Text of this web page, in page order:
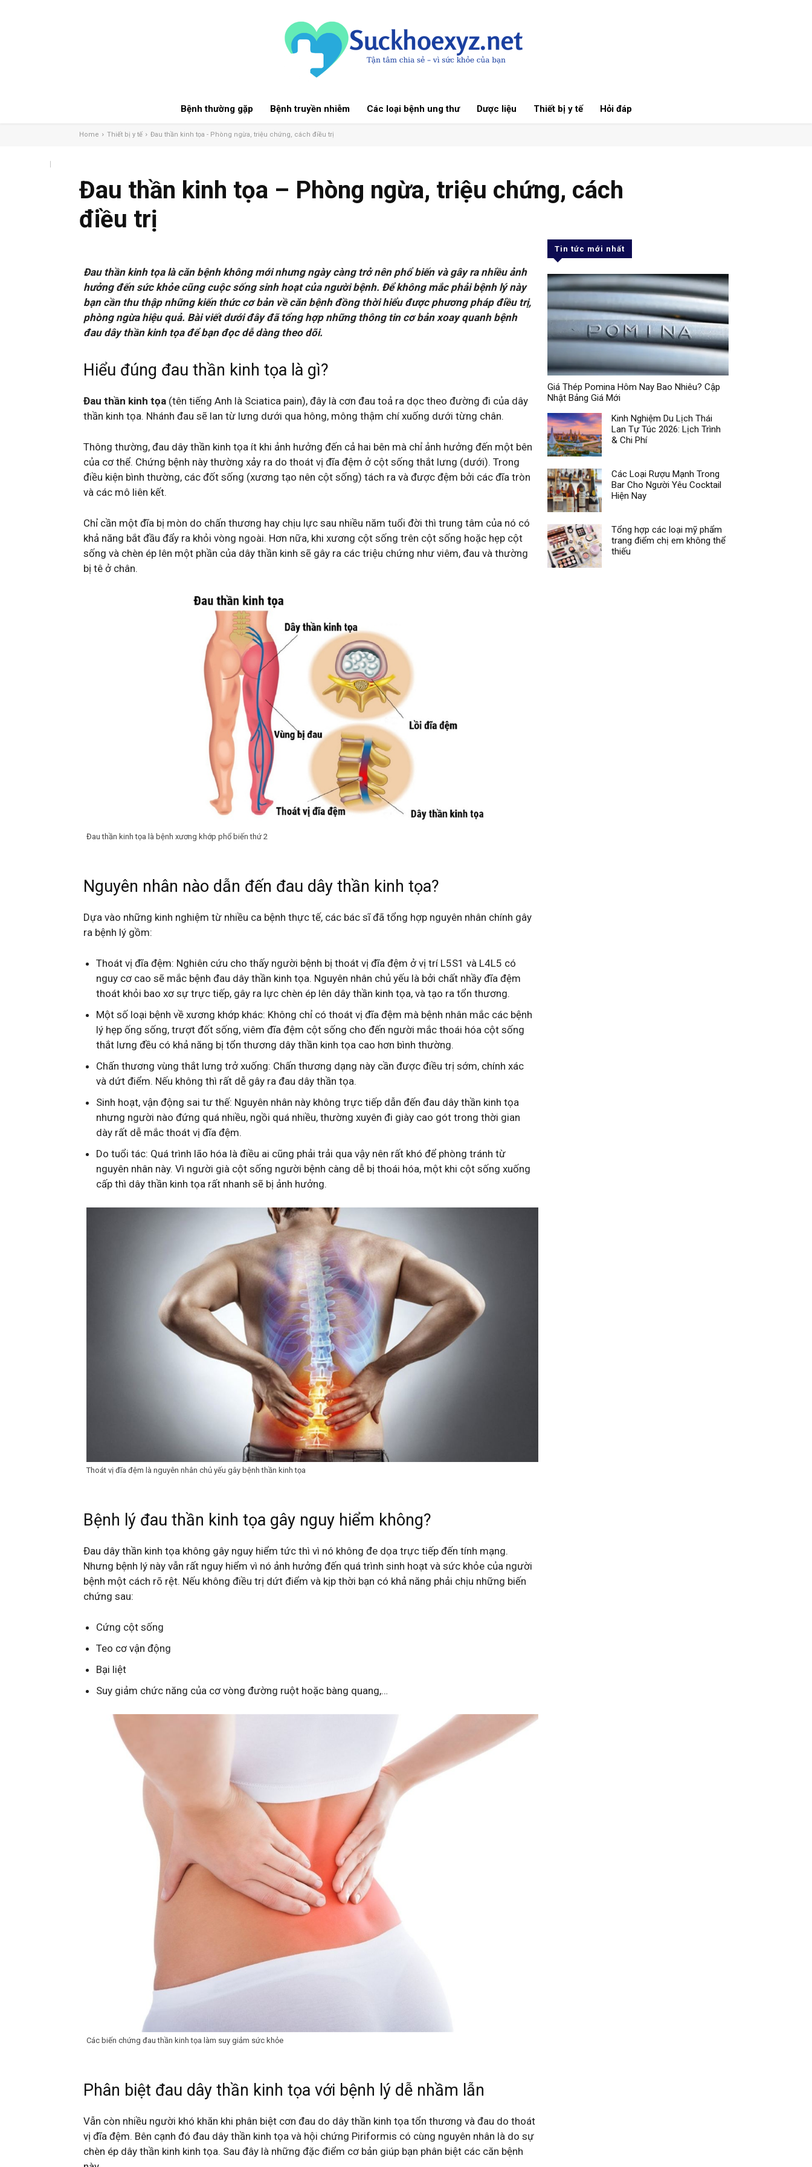
Bệnh thường gặp Bệnh truyền nhiễm Các loại bệnh ung thư Dược liệu Thiết bị y tế Hỏi đáp
Home Thiết bị y tế Đau thần kinh tọa - Phòng ngừa, triệu chứng, cách điều trị
Đau thần kinh tọa – Phòng ngừa, triệu chứng, cách
điều trị
Đau thần kinh tọa là căn bệnh không mới nhưng ngày càng trở nên phổ biến và gây ra nhiều ảnh
hưởng đến sức khỏe cũng cuộc sống sinh hoạt của người bệnh. Để không mắc phải bệnh lý này
bạn cần thu thập những kiến thức cơ bản về căn bệnh đồng thời hiểu được phương pháp điều trị,
phòng ngừa hiệu quả. Bài viết dưới đây đã tổng hợp những thông tin cơ bản xoay quanh bệnh
đau dây thần kinh tọa để bạn đọc dễ dàng theo dõi.
Hiểu đúng đau thần kinh tọa là gì?
Đau thần kinh tọa (tên tiếng Anh là Sciatica pain), đây là cơn đau toả ra dọc theo đường đi của dây
thần kinh tọa. Nhánh đau sẽ lan từ lưng dưới qua hông, mông thậm chí xuống dưới từng chân.
Thông thường, đau dây thần kinh tọa ít khi ảnh hưởng đến cả hai bên mà chỉ ảnh hưởng đến một bên
của cơ thể. Chứng bệnh này thường xảy ra do thoát vị đĩa đệm ở cột sống thắt lưng (dưới). Trong
điều kiện bình thường, các đốt sống (xương tạo nên cột sống) tách ra và được đệm bởi các đĩa tròn
và các mô liên kết.
Chỉ cần một đĩa bị mòn do chấn thương hay chịu lực sau nhiều năm tuổi đời thì trung tâm của nó có
khả năng bắt đầu đẩy ra khỏi vòng ngoài. Hơn nữa, khi xương cột sống trên cột sống hoặc hẹp cột
sống và chèn ép lên một phần của dây thần kinh sẽ gây ra các triệu chứng như viêm, đau và thường
bị tê ở chân.
Đau thần kinh tọa là bệnh xương khớp phổ biến thứ 2
Nguyên nhân nào dẫn đến đau dây thần kinh tọa?
Dựa vào những kinh nghiệm từ nhiều ca bệnh thực tế, các bác sĩ đã tổng hợp nguyên nhân chính gây
ra bệnh lý gồm:
Thoát vị đĩa đệm: Nghiên cứu cho thấy người bệnh bị thoát vị đĩa đệm ở vị trí L5S1 và L4L5 có
nguy cơ cao sẽ mắc bệnh đau dây thần kinh tọa. Nguyên nhân chủ yếu là bởi chất nhầy đĩa đệm
thoát khỏi bao xơ sự trực tiếp, gây ra lực chèn ép lên dây thần kinh tọa, và tạo ra tổn thương.
Một số loại bệnh về xương khớp khác: Không chỉ có thoát vị đĩa đệm mà bệnh nhân mắc các bệnh
lý hẹp ống sống, trượt đốt sống, viêm đĩa đệm cột sống cho đến người mắc thoái hóa cột sống
thắt lưng đều có khả năng bị tổn thương dây thần kinh tọa cao hơn bình thường.
Chấn thương vùng thắt lưng trở xuống: Chấn thương dạng này cần được điều trị sớm, chính xác
và dứt điểm. Nếu không thì rất dễ gây ra đau dây thần tọa.
Sinh hoạt, vận động sai tư thế: Nguyên nhân này không trực tiếp dẫn đến đau dây thần kinh tọa
nhưng người nào đứng quá nhiều, ngồi quá nhiều, thường xuyên đi giày cao gót trong thời gian
dày rất dễ mắc thoát vị đĩa đệm.
Do tuổi tác: Quá trình lão hóa là điều ai cũng phải trải qua vậy nên rất khó để phòng tránh từ
nguyên nhân này. Vì người già cột sống người bệnh càng dễ bị thoái hóa, một khi cột sống xuống
cấp thì dây thần kinh tọa rất nhanh sẽ bị ảnh hưởng.
Thoát vị đĩa đệm là nguyên nhân chủ yếu gây bệnh thần kinh tọa
Bệnh lý đau thần kinh tọa gây nguy hiểm không?
Đau dây thần kinh tọa không gây nguy hiểm tức thì vì nó không đe dọa trực tiếp đến tính mạng.
Nhưng bệnh lý này vẫn rất nguy hiểm vì nó ảnh hưởng đến quá trình sinh hoạt và sức khỏe của người
bệnh một cách rõ rệt. Nếu không điều trị dứt điểm và kịp thời bạn có khả năng phải chịu những biến
chứng sau:
Cứng cột sống
Teo cơ vận động
Bại liệt
Suy giảm chức năng của cơ vòng đường ruột hoặc bàng quang,…
Các biến chứng đau thần kinh tọa làm suy giảm sức khỏe
Phân biệt đau dây thần kinh tọa với bệnh lý dễ nhầm lẫn
Vẫn còn nhiều người khó khăn khi phân biệt cơn đau do dây thần kinh tọa tổn thương và đau do thoát
vị đĩa đệm. Bên cạnh đó đau dây thần kinh tọa và hội chứng Piriformis có cùng nguyên nhân là do sự
chèn ép dây thần kinh kinh tọa. Sau đây là những đặc điểm cơ bản giúp bạn phân biệt các căn bệnh
Tin tức mới nhất
Giá Thép Pomina Hôm Nay Bao Nhiêu? Cập
Nhật Bảng Giá Mới
Kinh Nghiệm Du Lịch Thái
Lan Tự Túc 2026: Lịch Trình
& Chi Phí
Các Loại Rượu Mạnh Trong
Bar Cho Người Yêu Cocktail
Hiện Nay
Tổng hợp các loại mỹ phẩm
trang điểm chị em không thể
thiếu